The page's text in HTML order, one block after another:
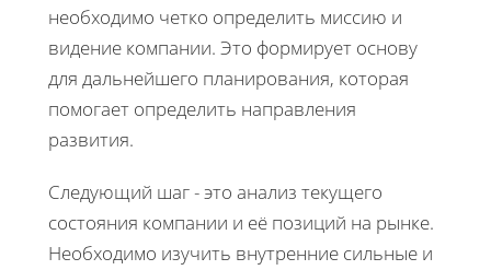
необходимо четко определить миссию и
видение компании. Это формирует основу
для дальнейшего планирования, которая
помогает определить направления
развития.
Следующий шаг - это анализ текущего
состояния компании и её позиций на рынке.
Необходимо изучить внутренние сильные и